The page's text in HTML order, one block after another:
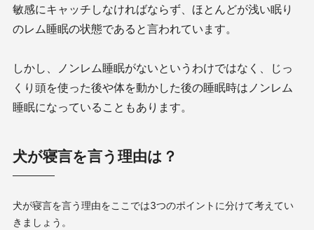
敏感にキャッチしなければならず、ほとんどが浅い眠り
のレム睡眠の状態であると言われています。
しかし、ノンレム睡眠がないというわけではなく、じっ
くり頭を使った後や体を動かした後の睡眠時はノンレム
睡眠になっていることもあります。
犬が寝言を言う理由は？
犬が寝言を言う理由をここでは3つのポイントに分けて考えてい
きましょう。